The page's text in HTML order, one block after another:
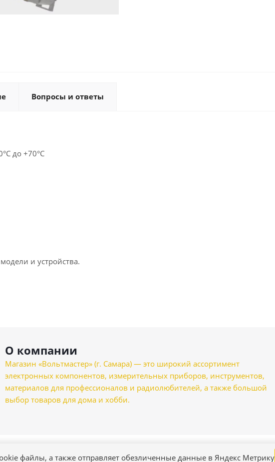
Вопросы и ответы
до +70°C
и устройства.
О компании
Магазин «Вольтмастер» (г. Самара) — это широкий ассортимент
электронных компонентов, измерительных приборов, инструментов,
материалов для профессионалов и радиолюбителей, а также большой
выбор товаров для дома и хобби.
файлы, а также отправляет обезличенные данные в Яндекс Метрику